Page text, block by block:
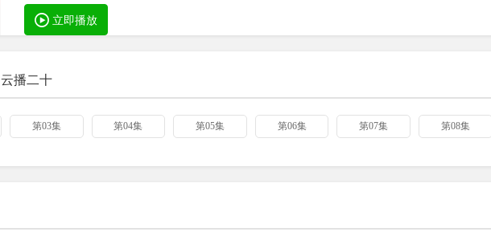
立即播放
云播二十
第03集 第04集 第05集 第06集 第07集 第08集